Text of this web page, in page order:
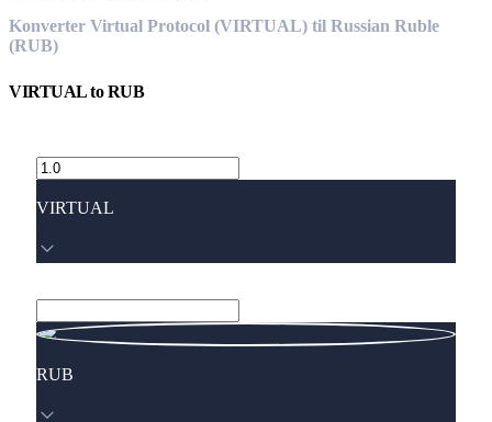
Konverter Virtual Protocol (VIRTUAL) til Russian Ruble
(RUB)
VIRTUALtoRUB
VIRTUAL
RUB